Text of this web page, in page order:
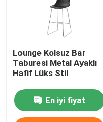
Lounge Kolsuz Bar
Taburesi Metal Ayaklı
Hafif Lüks Stil
En iyi fiyat